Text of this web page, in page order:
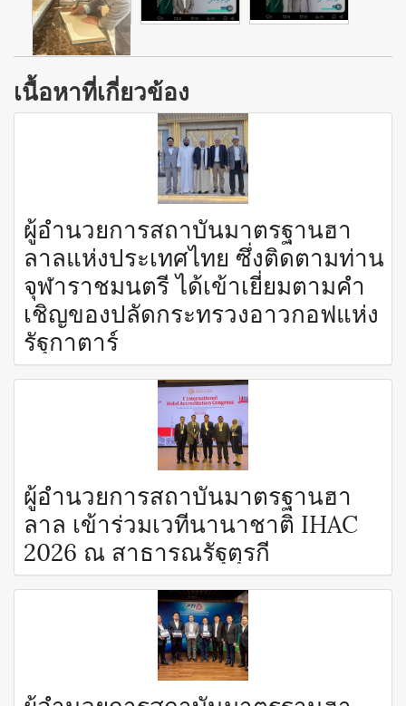
เนื้อหาที่เกี่ยวข้อง
ผู้อำนวยการสถาบันมาตรฐานฮา
ลาลแห่งประเทศไทย ซึ่งติดตามท่าน
จุฬาราชมนตรี ได้เข้าเยี่ยมตามคำ
เชิญของปลัดกระทรวงอาวกอฟแห่ง
รัฐกาตาร์
ผู้อำนวยการสถาบันมาตรฐานฮา
ลาล เข้าร่วมเวทีนานาชาติ IHAC
2026 ณ สาธารณรัฐตุรกี